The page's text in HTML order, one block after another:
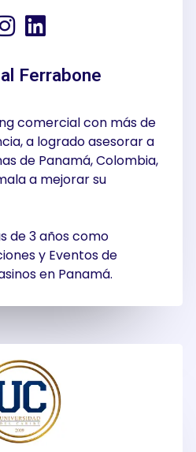
Ferrabone
comercial con más de
a logrado asesorar a
de Panamá, Colombia,
a mejorar su
de 3 años como
y Eventos de
en Panamá.